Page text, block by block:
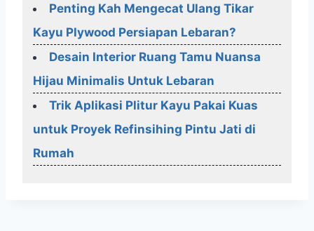
Penting Kah Mengecat Ulang Tikar
Kayu Plywood Persiapan Lebaran?
Desain Interior Ruang Tamu Nuansa
Hijau Minimalis Untuk Lebaran
Trik Aplikasi Plitur Kayu Pakai Kuas
untuk Proyek Refinsihing Pintu Jati di
Rumah